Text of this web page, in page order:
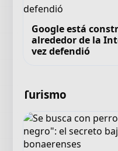
Google está
alrededor de la
vez defendió
Turismo